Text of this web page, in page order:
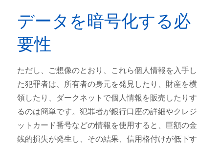
データを暗号化する必
要性
ただし、ご想像のとおり、これら個人情報を入手し
た犯罪者は、所有者の身元を発見したり、財産を横
領したり、ダークネットで個人情報を販売したりす
るのは簡単です。犯罪者が銀行口座の詳細やクレジ
ットカード番号などの情報を使用すると、巨額の金
銭的損失が発生し、その結果、信用格付けが低下す